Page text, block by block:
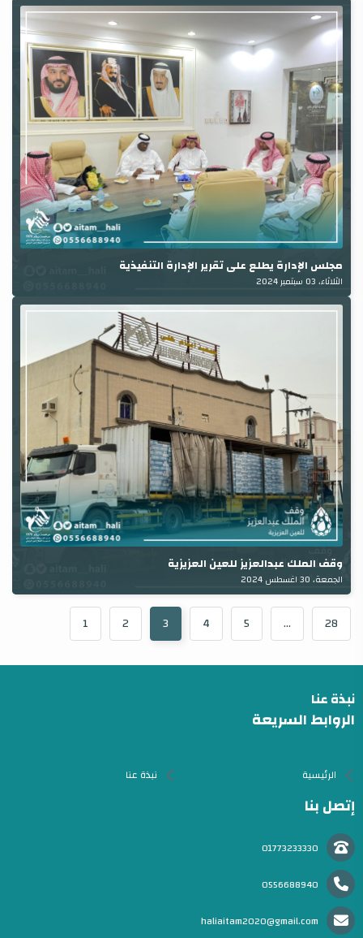
مجلس الإدارة يطلع على تقرير الإدارة التنفيذية
الثلاثاء، 03 سبتمبر 2024
وقف الملك عبدالعزيز للعين العزيزية
الجمعة، 30 اغسطس 2024
1 2 3 4 5 ... 28
نبذة عنا
الروابط السريعة
الرئيسية نبذة عنا
إتصل بنا
01773233330
0556688940
haliaitam2020@gmail.com